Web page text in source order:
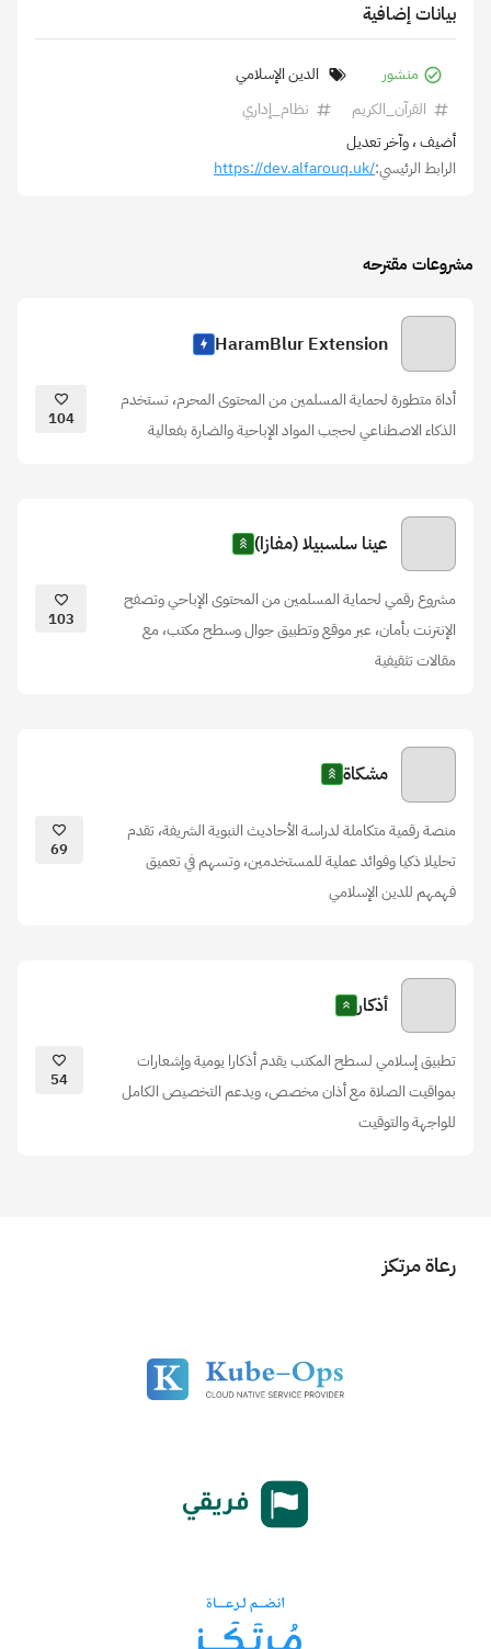
بيانات إضافية
منشور
الدين الإسلامي
القرآن_الكريم
نظام_إداري
أضيف، وآخر تعديل
الرابط الرئيسي:https://dev.alfarouq.uk/
مشروعات مقترحه
HaramBlur Extension
أداة متطورة لحماية المسلمين من المحتوى المحرم، تستخدم
الذكاء الاصطناعي لحجب المواد الإباحية والضارة بفعالية
104
عينا سلسبيلا (مفازا)
مشروع رقمي لحماية المسلمين من المحتوى الإباحي وتصفح
الإنترنت بأمان، عبر موقع وتطبيق جوال وسطح مكتب، مع
مقالات تثقيفية
103
مشكاة
منصة رقمية متكاملة لدراسة الأحاديث النبوية الشريفة، تقدم
تحليلا ذكيا وفوائد عملية للمستخدمين، وتسهم في تعميق
فهمهم للدين الإسلامي
69
أذكار
تطبيق إسلامي لسطح المكتب يقدم أذكارا يومية وإشعارات
بمواقيت الصلاة مع أذان مخصص، ويدعم التخصيص الكامل
للواجهة والتوقيت
54
رعاة مرتكز